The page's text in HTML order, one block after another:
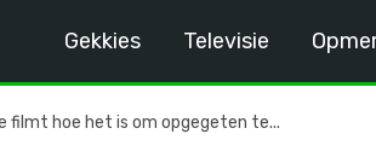
Gekkies Televisie
filmt hoe het is om opgegeten te...